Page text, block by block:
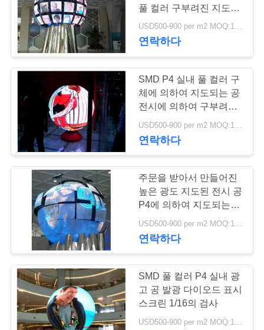
풀 컬러 구부려진 지도된
전시
USD500-900 per m2 MOQ:1 Sq.M
연락하다
SMD P4 실내 풀 컬러 구
체에 의하여 지도되는 공
전시에 의하여 구부려지
는 지도된 패널
연락하다
주문을 받아서 만들어진
높은 광도 지도된 전시 공
P4에 의하여 지도되는 전
시 풀 컬러
연락하다
SMD 풀 컬러 P4 실내 광
고 공 발광 다이오드 표시
스크린 1/16의 검사
USD500-900 per m2 MOQ:1 Sq.M